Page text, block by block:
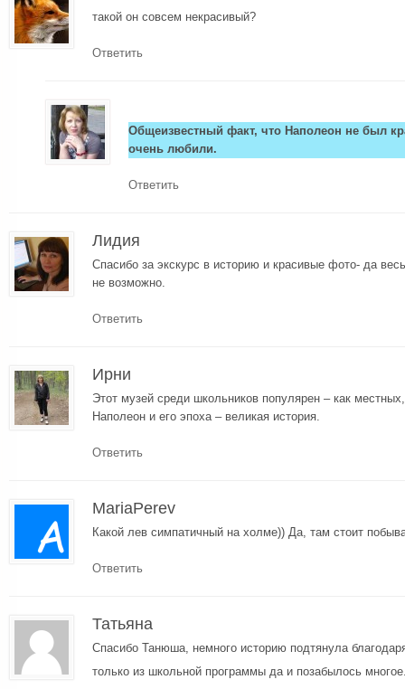
такой он совсем некрасивый?
Ответить
Общеизвестный факт, что Наполеон не был
очень любили.
Ответить
Лидия
Спасибо за экскурс в историю и красивые фото- да
не возможно.
Ответить
Ирни
Этот музей среди школьников популярен – как
Наполеон и его эпоха – великая история.
Ответить
MariaPerev
Какой лев симпатичный на холме)) Да, там стоит
Ответить
Татьяна
Спасибо Танюша, немного историю подтянула
только из школьной программы да и позабылось